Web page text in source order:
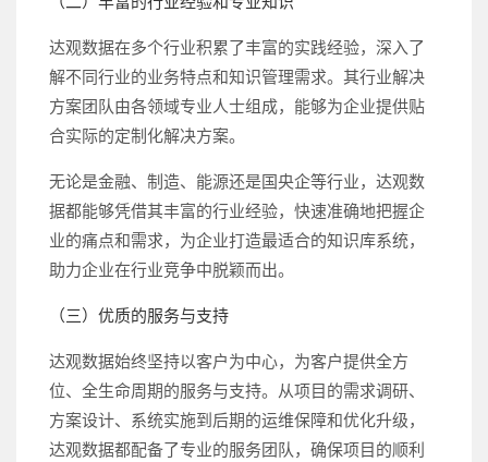
达观数据在多个行业积累了丰富的实践经验，深入了
解不同行业的业务特点和知识管理需求。其行业解决
方案团队由各领域专业人士组成，能够为企业提供贴
合实际的定制化解决方案。
无论是金融、制造、能源还是国央企等行业，达观数
据都能够凭借其丰富的行业经验，快速准确地把握企
业的痛点和需求，为企业打造最适合的知识库系统，
助力企业在行业竞争中脱颖而出。
（三）优质的服务与支持
达观数据始终坚持以客户为中心，为客户提供全方
位、全生命周期的服务与支持。从项目的需求调研、
方案设计、系统实施到后期的运维保障和优化升级，
达观数据都配备了专业的服务团队，确保项目的顺利